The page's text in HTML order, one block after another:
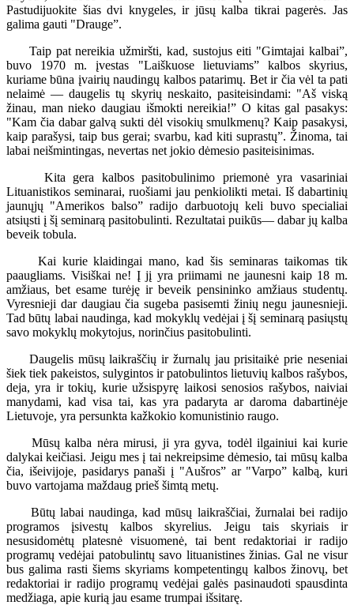
Pastudijuokite šias dvi knygeles, ir jūsų kalba tikrai pagerės. Jas
galima gauti "Drauge”.
Taip pat nereikia užmiršti, kad, sustojus eiti "Gimtajai kalbai”,
buvo 1970 m. įvestas "Laiškuose lietuviams” kalbos skyrius,
kuriame būna įvairių naudingų kalbos patarimų. Bet ir čia vėl ta pati
nelaimė — daugelis tų skyrių neskaito, pasiteisindami: "Aš viską
žinau, man nieko daugiau išmokti nereikia!” O kitas gal pasakys:
"Kam čia dabar galvą sukti dėl visokių smulkmenų? Kaip pasakysi,
kaip parašysi, taip bus gerai; svarbu, kad kiti suprastų”. Žinoma, tai
labai neišmintingas, nevertas net jokio dėmesio pasiteisinimas.
Kita gera kalbos pasitobulinimo priemonė yra vasariniai
Lituanistikos seminarai, ruošiami jau penkiolikti metai. Iš dabartinių
jaunųjų "Amerikos balso” radijo darbuotojų keli buvo specialiai
atsiųsti į šį seminarą pasitobulinti. Rezultatai puikūs— dabar jų kalba
beveik tobula.
Kai kurie klaidingai mano, kad šis seminaras taikomas tik
paaugliams. Visiškai ne! Į jį yra priimami ne jaunesni kaip 18 m.
amžiaus, bet esame turėję ir beveik pensininko amžiaus studentų.
Vyresnieji dar daugiau čia sugeba pasisemti žinių negu jaunesnieji.
Tad būtų labai naudinga, kad mokyklų vedėjai į šį seminarą pasiųstų
savo mokyklų mokytojus, norinčius pasitobulinti.
Daugelis mūsų laikraščių ir žurnalų jau prisitaikė prie neseniai
šiek tiek pakeistos, sulygintos ir patobulintos lietuvių kalbos rašybos,
deja, yra ir tokių, kurie užsispyrę laikosi senosios rašybos, naiviai
manydami, kad visa tai, kas yra padaryta ar daroma dabartinėje
Lietuvoje, yra persunkta kažkokio komunistinio raugo.
Mūsų kalba nėra mirusi, ji yra gyva, todėl ilgainiui kai kurie
dalykai keičiasi. Jeigu mes į tai nekreipsime dėmesio, tai mūsų kalba
čia, išeivijoje, pasidarys panaši į "Aušros” ar "Varpo” kalbą, kuri
buvo vartojama maždaug prieš šimtą metų.
Būtų labai naudinga, kad mūsų laikraščiai, žurnalai bei radijo
programos įsivestų kalbos skyrelius. Jeigu tais skyriais ir
nesusidomėtų platesnė visuomenė, tai bent redaktoriai ir radijo
programų vedėjai patobulintų savo lituanistines žinias. Gal ne visur
bus galima rasti šiems skyriams kompetentingų kalbos žinovų, bet
redaktoriai ir radijo programų vedėjai galės pasinaudoti spausdinta
medžiaga, apie kurią jau esame trumpai išsitarę.